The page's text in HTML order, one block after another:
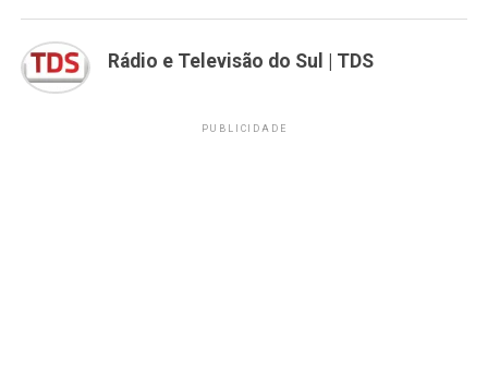
Rádio e Televisão do Sul | TDS
PUBLICIDADE